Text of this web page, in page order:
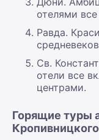
отелями
Равда.
Св.
отели все
центрами.
Горящие туры